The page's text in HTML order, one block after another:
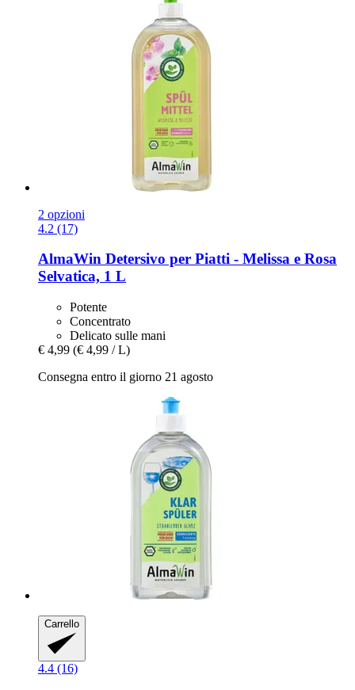
2 opzioni
4.2 (17)
AlmaWin Detersivo per Piatti -​ Melissa e Rosa
Selvatica, 1 L
Potente
Concentrato
Delicato sulle mani
€ 4,99 (€ 4,99 / L)
Consegna entro il giorno 21 agosto
Carrello
4.4 (16)